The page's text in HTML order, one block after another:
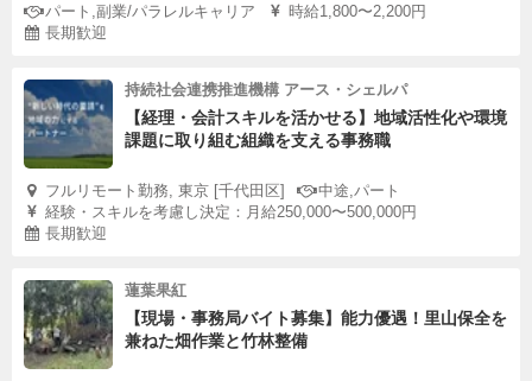
パート,副業/パラレルキャリア
時給1,800〜2,200円
長期歓迎
持続社会連携推進機構 アース・シェルパ
【経理・会計スキルを活かせる】地域活性化や環境
課題に取り組む組織を支える事務職
フルリモート勤務, 東京 [千代田区]
中途,パート
経験・スキルを考慮し決定：月給250,000〜500,000円
長期歓迎
蓮葉果紅
【現場・事務局バイト募集】能力優遇！里山保全を
兼ねた畑作業と竹林整備